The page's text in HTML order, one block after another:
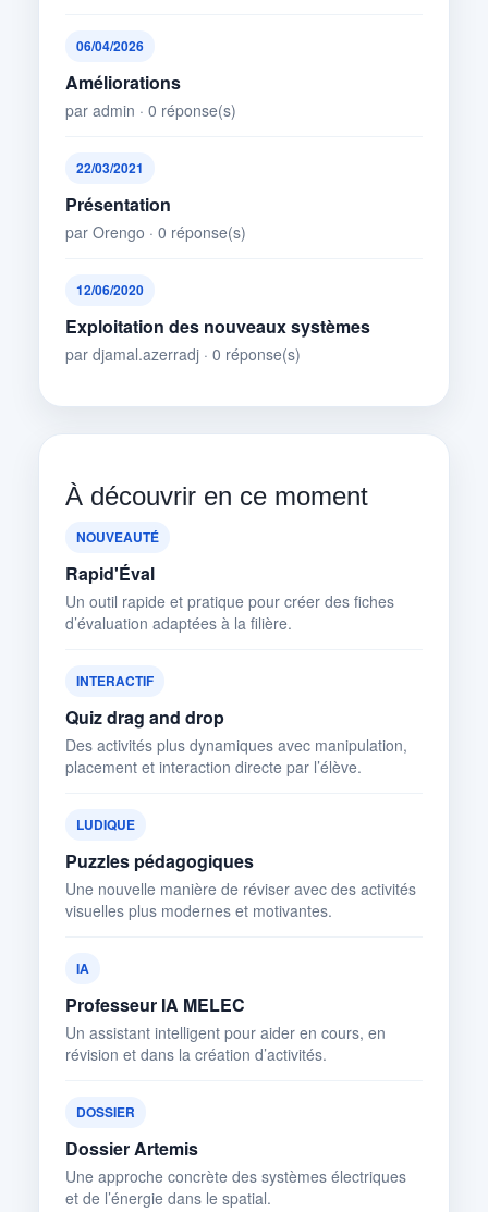
06/04/2026
Améliorations
par admin · 0 réponse(s)
22/03/2021
Présentation
par Orengo · 0 réponse(s)
12/06/2020
Exploitation des nouveaux systèmes
par djamal.azerradj · 0 réponse(s)
À découvrir en ce moment
NOUVEAUTÉ
Rapid'Éval
Un outil rapide et pratique pour créer des fiches
d’évaluation adaptées à la filière.
INTERACTIF
Quiz drag and drop
Des activités plus dynamiques avec manipulation,
placement et interaction directe par l’élève.
LUDIQUE
Puzzles pédagogiques
Une nouvelle manière de réviser avec des activités
visuelles plus modernes et motivantes.
IA
Professeur IA MELEC
Un assistant intelligent pour aider en cours, en
révision et dans la création d’activités.
DOSSIER
Dossier Artemis
Une approche concrète des systèmes électriques
et de l’énergie dans le spatial.